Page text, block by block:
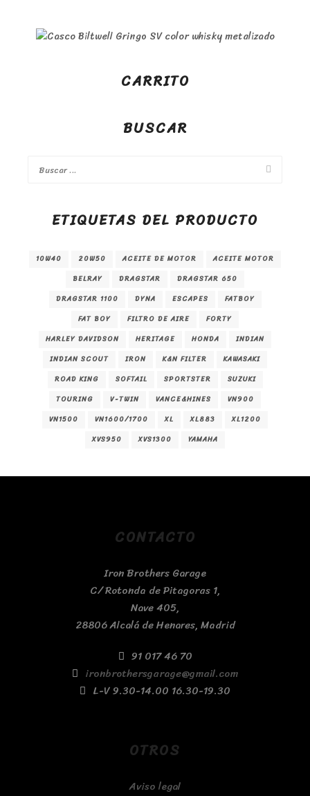
CARRITO
BUSCAR
ETIQUETAS DEL PRODUCTO
10W40 20W50 ACEITE DE MOTOR
ACEITE MOTOR
BELRAY
DRAGSTAR
DRAGSTAR 650
DRAGSTAR 1100
DYNA ESCAPES
FATBOY
FAT BOY
FILTRO DE AIRE
FORTY
HARLEY DAVIDSON
HERITAGE HONDA
INDIAN
INDIAN SCOUT
IRON K&N FILTER
KAWASAKI
ROAD KING
SOFTAIL SPORTSTER
SUZUKI
TOURING
V-TWIN VANCE&HINES
VN900
VN1500
VN1600/1700 XL XL883
XL1200
XVS950
XVS1300 YAMAHA
CONTACTO
Iron Brothers Garage
C/ Rotonda de Pitagoras 1,
Nave 405,
28806 Alcalá de Henares, Madrid
91 017 46 70
ironbrothersgarage@gmail.com
L-V 9.30-14.00 16.30-19.30
OTROS
Aviso legal